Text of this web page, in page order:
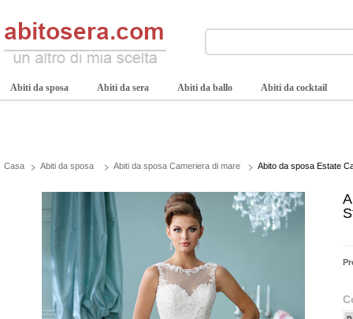
Abiti da sposa Abiti da sera Abiti da ballo Abiti da cocktail
Casa Abiti da sposa Abiti da sposa Cameriera di mare Abito da sposa Estate